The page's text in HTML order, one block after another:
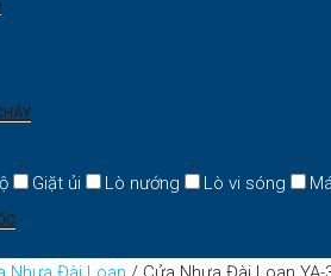
Giặt ủi Lò nướng Lò vi sóng